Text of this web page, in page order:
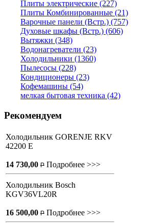
Плиты электрические (227)
Плиты Комбинированные (21)
Варочные панели (Встр.) (757)
Духовые шкафы (Встр.) (606)
Вытяжки (348)
Водонагреватели (23)
Холодильники (1360)
Пылесосы (228)
Кондиционеры (23)
Кофемашины (54)
мелкая бытовая техника (42)
Рекомендуем
Холодильник GORENJE RKV
42200 E
14 730,00 P Подробнее >>>
Холодильник Bosch
KGV36VL20R
16 500,00 P Подробнее >>>